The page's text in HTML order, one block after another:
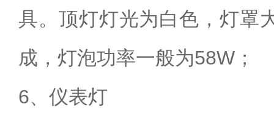
具。顶灯灯光为白色，灯罩
成，灯泡功率一般为58W；
6、仪表灯